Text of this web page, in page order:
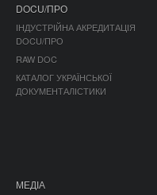
DOCU/ПРО
ІНДУСТРІЙНА АКРЕДИТАЦІЯ
DOCU/ПРО
RAW DOC
КАТАЛОГ УКРАЇНСЬКОЇ
ДОКУМЕНТАЛІСТИКИ
МЕДІА